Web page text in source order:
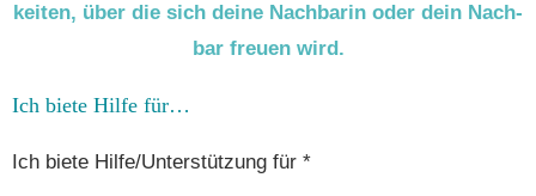
kei­ten, über die sich dei­ne Nach­ba­rin oder dein Nach­
bar freu­en wird.
Ich bie­te Hil­fe für…
Ich bie­te Hilfe/Unterstützung für *